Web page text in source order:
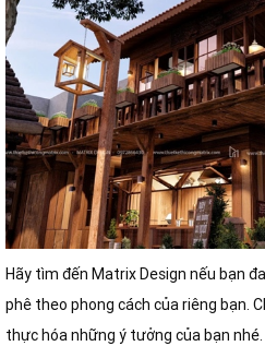
Hãy tìm đến Matrix Design nếu bạn
phê theo phong cách của riêng bạn.
thực hóa những ý tưởng của bạn nhé.